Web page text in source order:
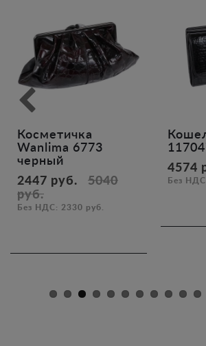
Кошелёк Wanlima
1170473 черный
4574 руб.
Без НДС: 4356 руб.
370-
17514
Без